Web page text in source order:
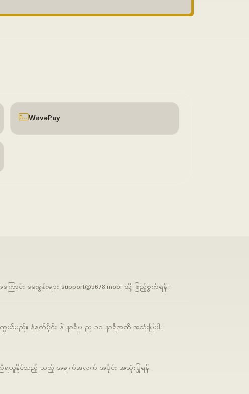
WavePay
င်း မေးခွန်းများ support@5678.mobi သို့ ဖြည့်စွက်ရန်။
ည်။ နံနက်ပိုင်း ၆ နာရီမှ ည ၁၀ နာရီအထိ အသုံးပြုပါ။
ရယူနိုင်သည့် သည့် အချက်အလက် အပိုင်း အသုံးပြုရန်။